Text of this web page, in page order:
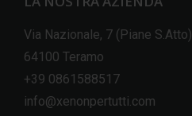
Via Nazionale, 7 (Piane S.Atto)
64100 Teramo
+39 0861588517
info@xenonpertutti.com